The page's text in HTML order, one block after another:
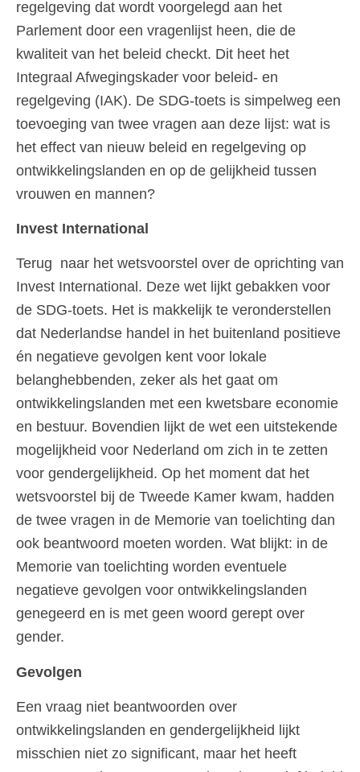
regelgeving dat wordt voorgelegd aan het
Parlement door een vragenlijst heen, die de
kwaliteit van het beleid checkt. Dit heet het
Integraal Afwegingskader voor beleid- en
regelgeving (IAK). De SDG-toets is simpelweg een
toevoeging van twee vragen aan deze lijst: wat is
het effect van nieuw beleid en regelgeving op
ontwikkelingslanden en op de gelijkheid tussen
vrouwen en mannen?
Invest International
Terug naar het wetsvoorstel over de oprichting van
Invest International. Deze wet lijkt gebakken voor
de SDG-toets. Het is makkelijk te veronderstellen
dat Nederlandse handel in het buitenland positieve
én negatieve gevolgen kent voor lokale
belanghebbenden, zeker als het gaat om
ontwikkelingslanden met een kwetsbare economie
en bestuur. Bovendien lijkt de wet een uitstekende
mogelijkheid voor Nederland om zich in te zetten
voor gendergelijkheid. Op het moment dat het
wetsvoorstel bij de Tweede Kamer kwam, hadden
de twee vragen in de Memorie van toelichting dan
ook beantwoord moeten worden. Wat blijkt: in de
Memorie van toelichting worden eventuele
negatieve gevolgen voor ontwikkelingslanden
genegeerd en is met geen woord gerept over
gender.
Gevolgen
Een vraag niet beantwoorden over
ontwikkelingslanden en gendergelijkheid lijkt
misschien niet zo significant, maar het heeft